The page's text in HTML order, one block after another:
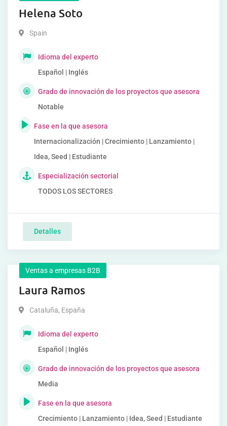
Helena Soto
Spain
Idioma del experto
Español | Inglés
Grado de innovación de los proyectos que asesora
Notable
Fase en la que asesora
Internacionalización | Crecimiento | Lanzamiento |
Idea, Seed | Estudiante
Especialización sectorial
TODOS LOS SECTORES
Detalles
Ventas a empresas B2B
Laura Ramos
Cataluña, España
Idioma del experto
Español | Inglés
Grado de innovación de los proyectos que asesora
Media
Fase en la que asesora
Crecimiento | Lanzamiento | Idea, Seed | Estudiante